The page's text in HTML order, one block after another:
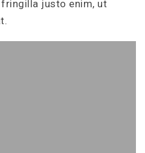
fringilla justo enim, ut